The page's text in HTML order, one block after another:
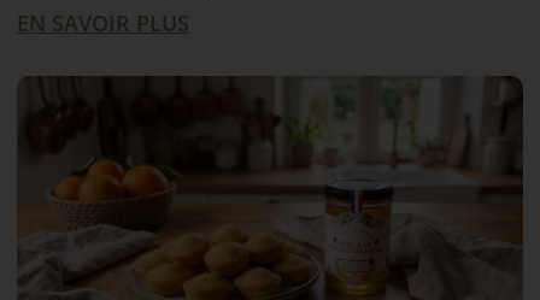
EN SAVOIR PLUS